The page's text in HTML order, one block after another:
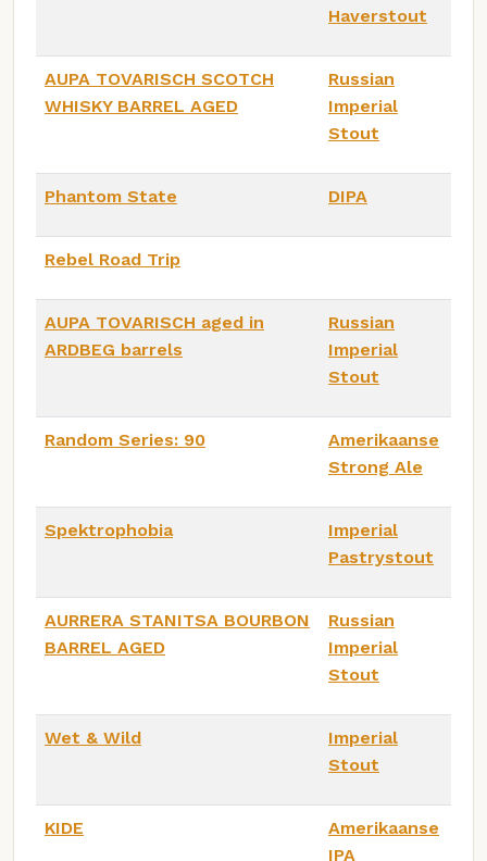
Haverstout
AUPA TOVARISCH SCOTCH
WHISKY BARREL AGED
Russian
Imperial
Stout
Phantom State DIPA
Rebel Road Trip
AUPA TOVARISCH aged in
ARDBEG barrels
Russian
Imperial
Stout
Random Series: 90
Amerikaanse
Strong Ale
Spektrophobia
Imperial
Pastrystout
AURRERA STANITSA BOURBON
BARREL AGED
Russian
Imperial
Stout
Wet & Wild
Imperial
Stout
KIDE
Amerikaanse
IPA